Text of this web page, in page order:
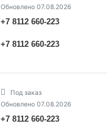
Обновлено 07.08.2026
+7 8112 660-223
+7 8112 660-223
Под заказ
Обновлено 07.08.2026
+7 8112 660-223